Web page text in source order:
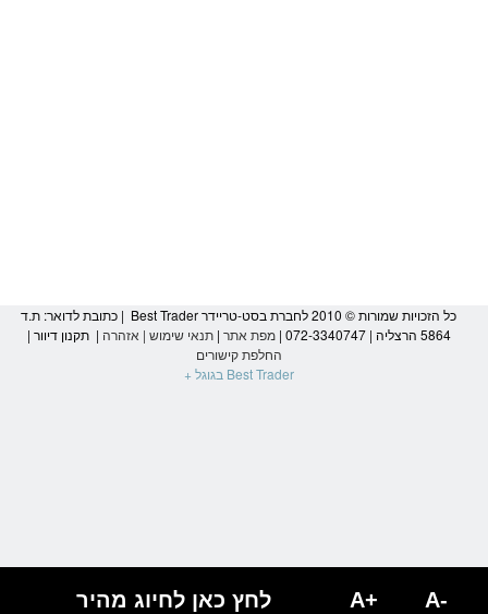
כל הזכויות שמורות © 2010 לחברת בסט-טריידר Best Trader | כתובת לדואר: ת.ד
5864 הרצליה | 072-3340747 |
מפת אתר | תנאי שימוש | אזהרה | תקנון דיוור |
החלפת קישורים
Best Trader בגוגל +
לחץ כאן לחיוג מהיר A+ A-